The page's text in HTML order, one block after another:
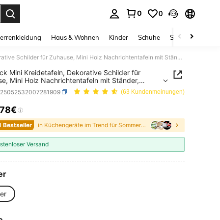
0 0
Haus & Wohnen Kinder Schuhe Schmuck &
20 Stück Mini Kreidetafeln, Dekorative Schilder für Zuhause, Mini Holz Nachrichtentafeln mit Ständer, geeignet für Hochzeit, Backwaren-Präsentation, Hotel, Party, Dessert, Tischkarten, Muttertag, Abschluss
Mini Kreidetafeln, Dekorative Schilder für
Mini Holz Nachrichtentafeln mit Ständer,
für Hochzeit, Backwaren-Präsentation, Hotel,
Tischkarten, Muttertag, Abschluss
(63 Kundenmeinungen)
AND AVAILABILITY
Bestseller in Küchengeräte im Trend für Sommer und Outdoor An
Versand